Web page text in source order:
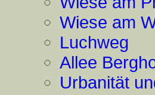
Wiese am
Luchweg
Allee
Urbanität